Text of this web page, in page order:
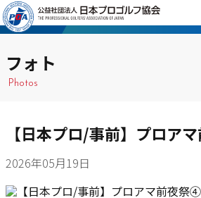
フォト
Photos
【日本プロ/事前】プロア
2026年05月19日